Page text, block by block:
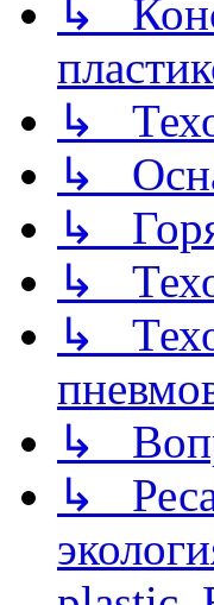
↳
↳
↳
↳
↳
↳
↳
↳